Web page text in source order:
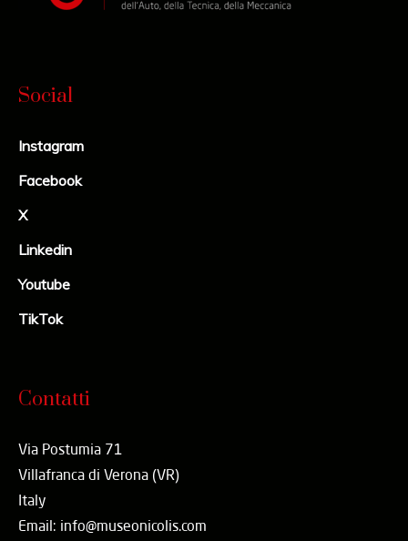
Social
Instagram
Facebook
X
Linkedin
Youtube
TikTok
Contatti
Via Postumia 71
Villafranca di Verona (VR)
Italy
Email: info@museonicolis.com